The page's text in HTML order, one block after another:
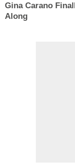
Gina Carano
Along